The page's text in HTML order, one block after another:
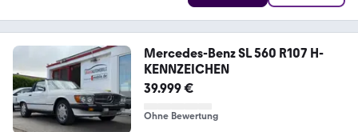
Mercedes-Benz SL 560 R107 H-
KENNZEICHEN
39.999 €
Ohne Bewertung